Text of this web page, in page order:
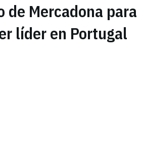
de Mercadona para
líder en Portugal